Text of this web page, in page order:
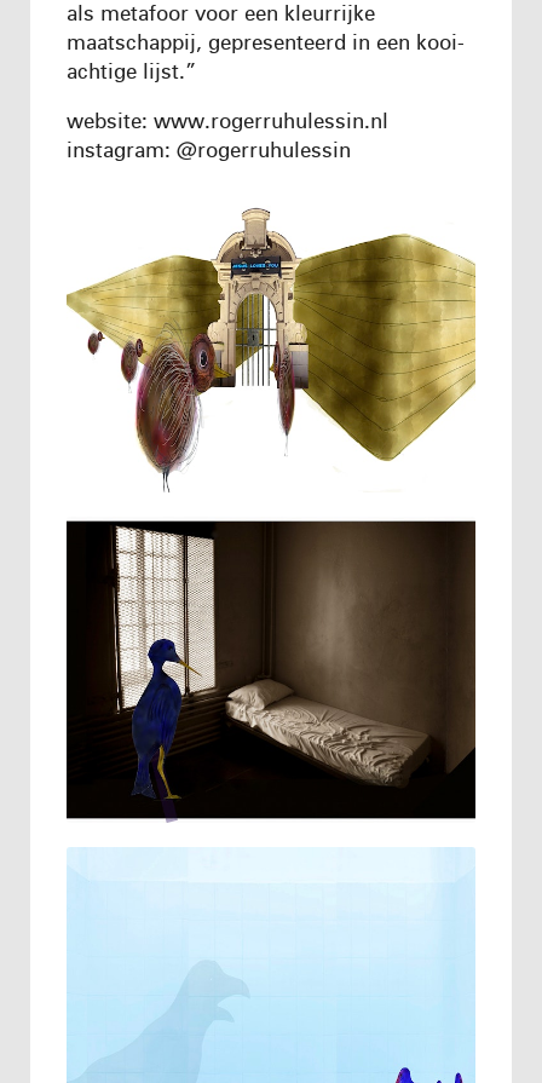
als metafoor voor een kleurrijke
maatschappij, gepresenteerd in een kooi-
achtige lijst.”
website: www.rogerruhulessin.nl
instagram: @rogerruhulessin